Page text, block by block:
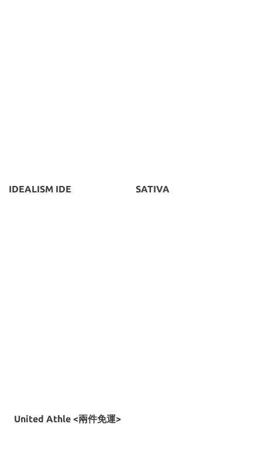
IDEALISM IDE SATIVA
United Athle <兩件免運>